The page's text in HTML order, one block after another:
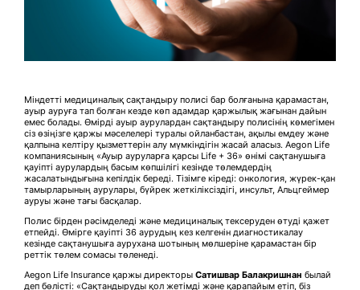
Міндетті медициналық сақтандыру полисі бар болғанына қарамастан,
ауыр ауруға тап болған кезде көп адамдар қаржылық жағынан дайын
емес болады. Өмірді ауыр аурулардан сақтандыру полисінің көмегімен
сіз өзіңізге қаржы мәселелері туралы ойланбастан, ақылы емдеу және
қалпына келтіру қызметтерін алу мүмкіндігін жасай аласыз. Aegon Life
компаниясының «Ауыр ауруларға қарсы Life + 36» өнімі сақтанушыға
қауіпті аурулардың басым көпшілігі кезінде төлемдердің
жасалатындығына кепілдік береді. Тізімге кіреді: онкология, жүрек-қан
тамырларының аурулары, бүйрек жеткіліксіздігі, инсульт, Альцгеймер
ауруы және тағы басқалар.
Полис бірден рәсімделеді және медициналық тексеруден өтуді қажет
етпейді. Өмірге қауіпті 36 аурудың кез келгенін диагностикалау
кезінде сақтанушыға аурухана шотының мөлшеріне қарамастан бір
реттік төлем сомасы төленеді.
Aegon Life Insurance қаржы директоры Сатишвар Балакришнан былай
деп бөлісті: «Сақтандыруды қол жетімді және қарапайым етіп, біз